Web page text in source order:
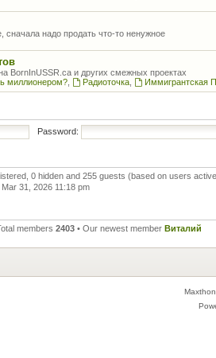
сначала надо продать что-то ненужное
BornInUSSR.ca и других смежных проектах
миллионером?, Радиоточка, Иммигрантская
Password:
0 hidden and 255 guests (based on users
31, 2026 11:18 pm
members 2403 • Our newest member Виталий